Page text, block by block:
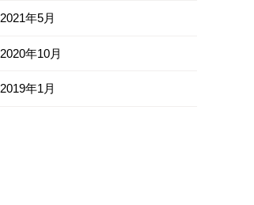
2021年5月
2020年10月
2019年1月